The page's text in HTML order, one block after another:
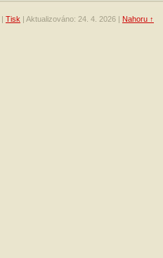
| Tisk | Aktualizováno: 24. 4. 2026 | Nahoru ↑